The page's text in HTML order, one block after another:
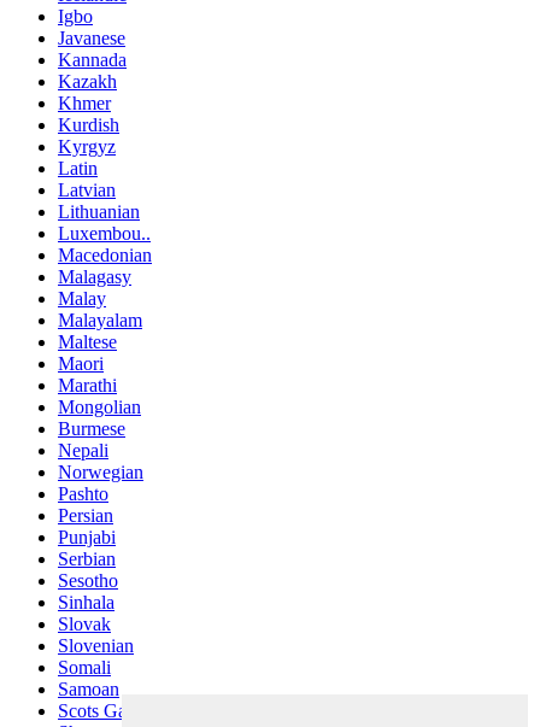
Igbo
Javanese
Kannada
Kazakh
Khmer
Kurdish
Kyrgyz
Latin
Latvian
Lithuanian
Luxembou..
Macedonian
Malagasy
Malay
Malayalam
Maltese
Maori
Marathi
Mongolian
Burmese
Nepali
Norwegian
Pashto
Persian
Punjabi
Serbian
Sesotho
Sinhala
Slovak
Slovenian
Somali
Samoan
Scots Gaelic